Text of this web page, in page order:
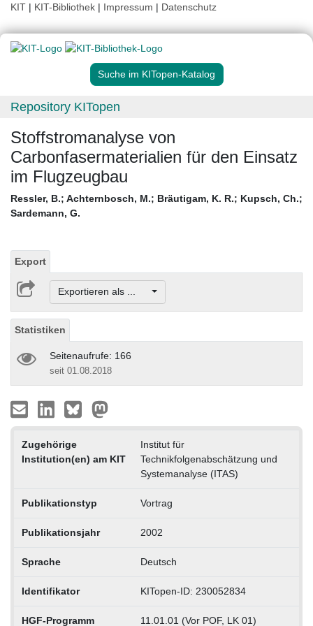
KIT | KIT-Bibliothek | Impressum | Datenschutz
Suche im KITopen-Katalog
Repository KITopen
Stoffstromanalyse von
Carbonfasermaterialien für den Einsatz
im Flugzeugbau
Ressler, B.; Achternbosch, M.; Bräutigam, K. R.; Kupsch, Ch.;
Sardemann, G.
Export
Exportieren als ...
Statistiken
Seitenaufrufe: 166
seit 01.08.2018
Zugehörige
Institution(en) am KIT
Institut für
Technikfolgenabschätzung und
Systemanalyse (ITAS)
Publikationstyp Vortrag
Publikationsjahr 2002
Sprache Deutsch
Identifikator KITopen-ID: 230052834
HGF-Programm 11.01.01 (Vor POF, LK 01)